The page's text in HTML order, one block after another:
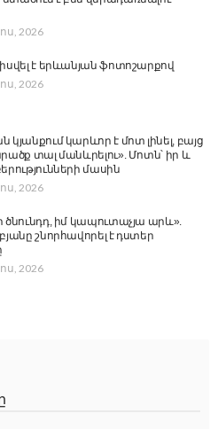
2026
է երևանյան ֆոտոշարքով
2026
կարևոր է մոտ լինել, բայց
տալ մանևրելու». Մոտն՝ իր և
մասին
2026
ծնունդդ, իմ կապուտաչյա արև».
շնորհավորել է դստեր
2026